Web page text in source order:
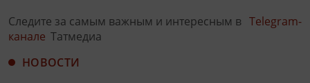
Следите за самым важным и интересным в Telegram-
канале Татмедиа
НОВОСТИ